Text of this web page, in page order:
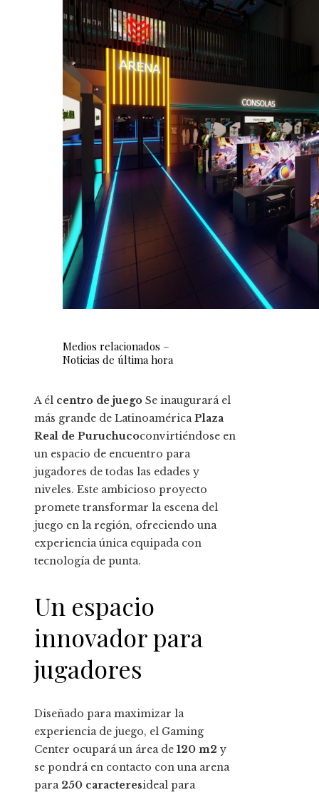
Medios relacionados –
Noticias de última hora
A él centro de juego Se inaugurará el
más grande de LatinoaméricaPlaza
Real de Puruchucoconvirtiéndose en
un espacio de encuentro para
jugadores de todas las edades y
niveles. Este ambicioso proyecto
promete transformar la escena del
juego en la región, ofreciendo una
experiencia única equipada con
tecnología de punta.
Un espacio
innovador para
jugadores
Diseñado para maximizar la
experiencia de juego, el Gaming
Center ocupará un área de 120 m2 y
se pondrá en contacto con una arena
para 250 caracteresideal para